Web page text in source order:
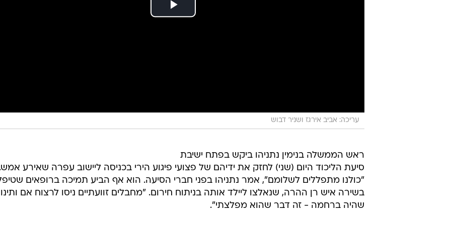
עריכה: אביב אירגז ושניר דבוש
ראש הממשלה בנימין נתניהו ביקש בפתח ישיבת
סיעת הליכוד היום (שני) לחזק את ידיהם של פצועי פיגוע הירי בכניסה ליישוב עפרה שאירע
"כולנו מתפללים לשלומם", אמר נתניהו בפני חברי הסיעה. הוא אף הביע תמיכה ברופאים
בשירה איש רן ההרה, שנאלצו ליילד אותה בניתוח חירום. "מחבלים זוועתיים ניסו לרצוח אם
שהיה ברחמה - זה דבר שהוא מפלצתי".